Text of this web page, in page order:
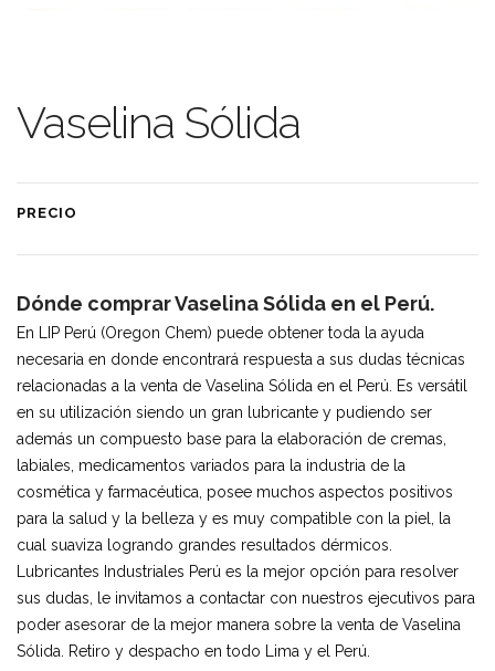
Vaselina Sólida
PRECIO
Dónde comprar Vaselina Sólida en el Perú.
En LIP Perú (Oregon Chem) puede obtener toda la ayuda
necesaria en donde encontrará respuesta a sus dudas técnicas
relacionadas a la venta de Vaselina Sólida en el Perú. Es versátil
en su utilización siendo un gran lubricante y pudiendo ser
además un compuesto base para la elaboración de cremas,
labiales, medicamentos variados para la industria de la
cosmética y farmacéutica, posee muchos aspectos positivos
para la salud y la belleza y es muy compatible con la piel, la
cual suaviza logrando grandes resultados dérmicos.
Lubricantes Industriales Perú es la mejor opción para resolver
sus dudas, le invitamos a contactar con nuestros ejecutivos para
poder asesorar de la mejor manera sobre la venta de Vaselina
Sólida. Retiro y despacho en todo Lima y el Perú.